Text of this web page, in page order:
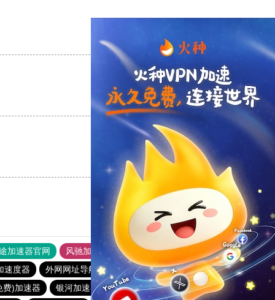
支持
支持[0] 反对[0]
支持[0] 反对[0]
加速器官网 风驰加速器
旋风加速器
速度器 外网网址导航 软件中心
海鸥加速器
费)加速器 银河加速器 纵云梯加速器 橘子加速器